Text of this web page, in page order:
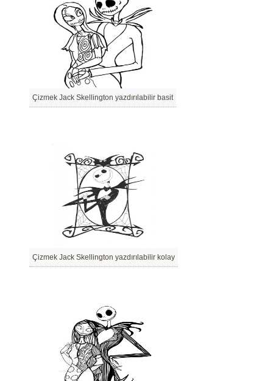
Çizmek Jack Skellington yazdırılabilir basit
Çizmek Jack Skellington yazdırılabilir kolay